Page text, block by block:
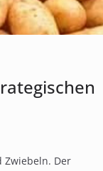
Zwiebeln. Der